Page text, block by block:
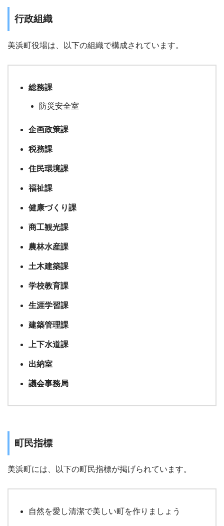
行政組織
美浜町役場は、以下の組織で構成されています。
総務課
防災安全室
企画政策課
税務課
住民環境課
福祉課
健康づくり課
商工観光課
農林水産課
土木建築課
学校教育課
生涯学習課
建築管理課
上下水道課
出納室
議会事務局
町民指標
美浜町には、以下の町民指標が掲げられています。
自然を愛し清潔で美しい町を作りましょう